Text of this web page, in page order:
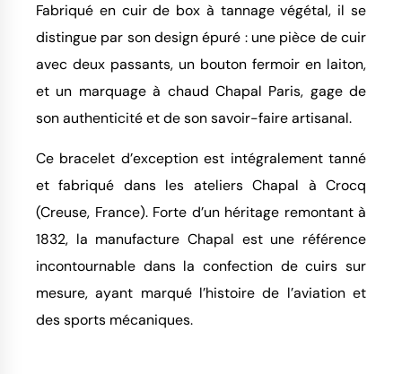
Fabriqué en cuir de box à tannage végétal, il se
distingue par son design épuré : une pièce de cuir
avec deux passants, un bouton fermoir en laiton,
et un marquage à chaud Chapal Paris, gage de
son authenticité et de son savoir-faire artisanal.
Ce bracelet d’exception est intégralement tanné
et fabriqué dans les ateliers Chapal à Crocq
(Creuse, France). Forte d’un héritage remontant à
1832, la manufacture Chapal est une référence
incontournable dans la confection de cuirs sur
mesure, ayant marqué l’histoire de l’aviation et
des sports mécaniques.